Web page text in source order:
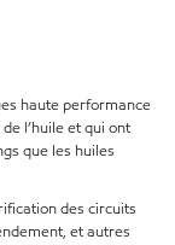
haute performance
l’huile et qui ont
que les huiles
des circuits
et autres